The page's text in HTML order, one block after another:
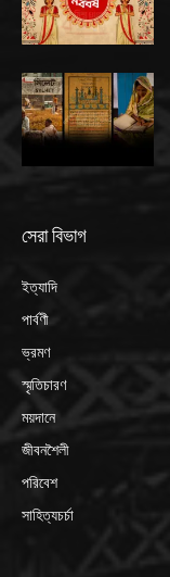
সেরা বিভাগ
ইত্যাদি
পার্বণী
ভ্রমণ
স্মৃতিচারণ
ময়দানে
জীবনশৈলী
পরিবেশ
সাহিত্যচর্চা